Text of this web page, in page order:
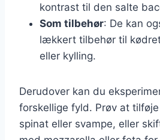
kontrast til den salte
Som tilbehør: De kan
lækkert tilbehør til
eller kylling.
Derudover kan du
forskellige fyld. Prøv at
spinat eller svampe, eller